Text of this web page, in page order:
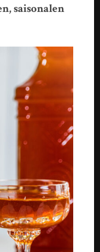
saisonalen